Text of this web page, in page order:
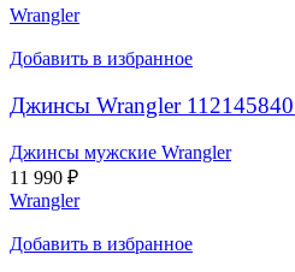
Wrangler
Добавить в избранное
Джинсы Wrangler
Джинсы мужские Wrangler
11 990 ₽
Wrangler
Добавить в избранное